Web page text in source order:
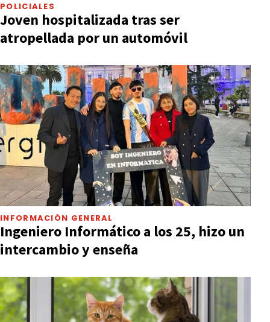
POLICIALES
Joven hospitalizada tras ser
atropellada por un automóvil
INFORMACIÓN GENERAL
Ingeniero Informático a los 25, hizo un
intercambio y enseña